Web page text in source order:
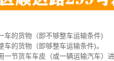
车的货物（即不够整车运输条件)
的货物（即够整车运输条件)。
节货车车皮（或一辆运输汽车）